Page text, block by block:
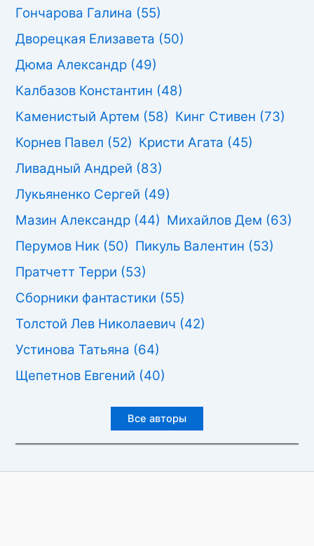
Гончарова Галина (55)
Дворецкая Елизавета (50)
Дюма Александр (49)
Калбазов Константин (48)
Каменистый Артем (58) Кинг Стивен (73)
Корнев Павел (52) Кристи Агата (45)
Ливадный Андрей (83)
Лукьяненко Сергей (49)
Мазин Александр (44) Михайлов Дем (63)
Перумов Ник (50) Пикуль Валентин (53)
Пратчетт Терри (53)
Сборники фантастики (55)
Толстой Лев Николаевич (42)
Устинова Татьяна (64)
Щепетнов Евгений (40)
Все авторы